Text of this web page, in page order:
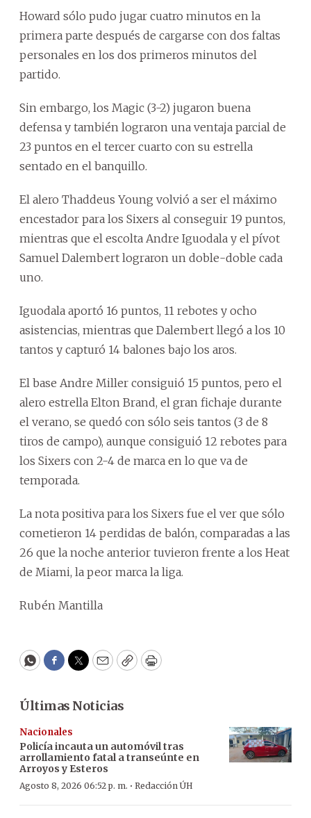
Howard sólo pudo jugar cuatro minutos en la
primera parte después de cargarse con dos faltas
personales en los dos primeros minutos del
partido.
Sin embargo, los Magic (3-2) jugaron buena
defensa y también lograron una ventaja parcial de
23 puntos en el tercer cuarto con su estrella
sentado en el banquillo.
El alero Thaddeus Young volvió a ser el máximo
encestador para los Sixers al conseguir 19 puntos,
mientras que el escolta Andre Iguodala y el pívot
Samuel Dalembert lograron un doble-doble cada
uno.
Iguodala aportó 16 puntos, 11 rebotes y ocho
asistencias, mientras que Dalembert llegó a los 10
tantos y capturó 14 balones bajo los aros.
El base Andre Miller consiguió 15 puntos, pero el
alero estrella Elton Brand, el gran fichaje durante
el verano, se quedó con sólo seis tantos (3 de 8
tiros de campo), aunque consiguió 12 rebotes para
los Sixers con 2-4 de marca en lo que va de
temporada.
La nota positiva para los Sixers fue el ver que sólo
cometieron 14 perdidas de balón, comparadas a las
26 que la noche anterior tuvieron frente a los Heat
de Miami, la peor marca la liga.
Rubén Mantilla
WhatsApp
Facebook
Twitter
EmailCopyPrint
Últimas Noticias
Nacionales
Policía incauta un automóvil tras
arrollamiento fatal a transeúnte en
Arroyos y Esteros
Agosto 8, 2026 06:52 p. m. · Redacción ÚH